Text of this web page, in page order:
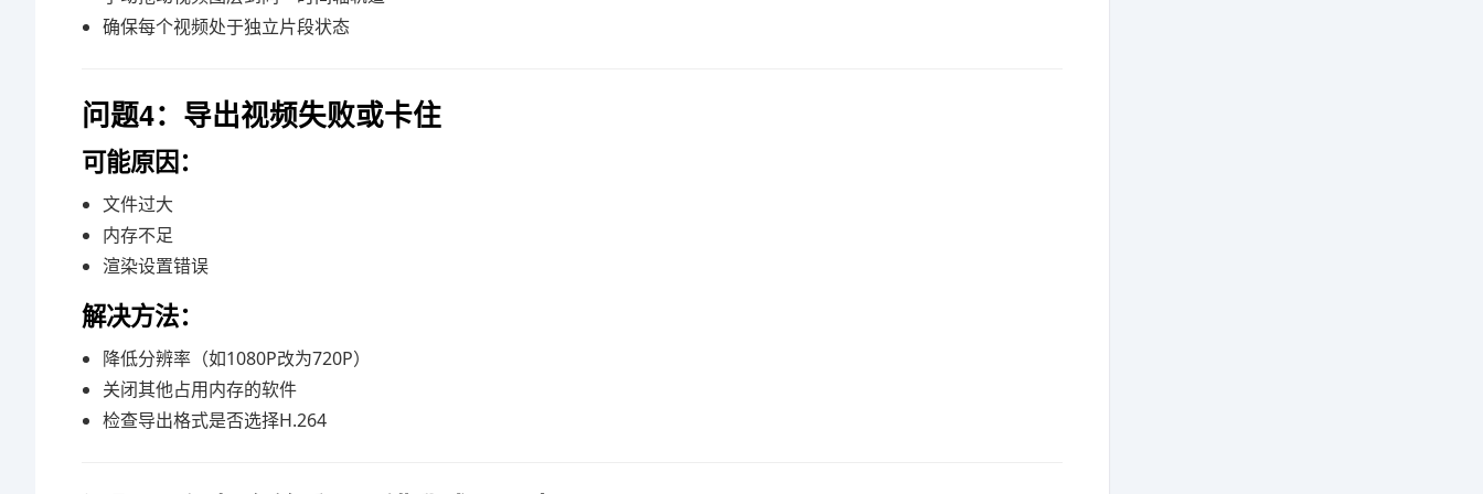
确保每个视频处于独立片段状态
问题4：导出视频失败或卡住
可能原因：
文件过大
内存不足
渲染设置错误
解决方法：
降低分辨率（如1080P改为720P）
关闭其他占用内存的软件
检查导出格式是否选择H.264